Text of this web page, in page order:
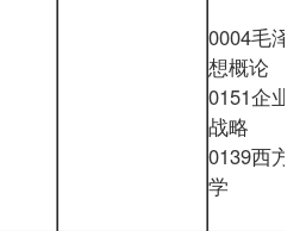
0004毛泽
想概论
0151企业
战略
0139西方
学